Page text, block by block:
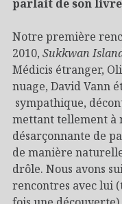
Notre première
2010, Sukkwan
Médicis étranger,
nuage, David Vann
sympathique,
mettant tellement à
désarçonnante de
de manière
drôle. Nous avons
rencontres avec lui